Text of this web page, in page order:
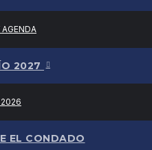
2027
EL CONDADO